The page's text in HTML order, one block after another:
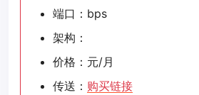
端口：bps
架构：
价格：元/月
传送： 购买链接